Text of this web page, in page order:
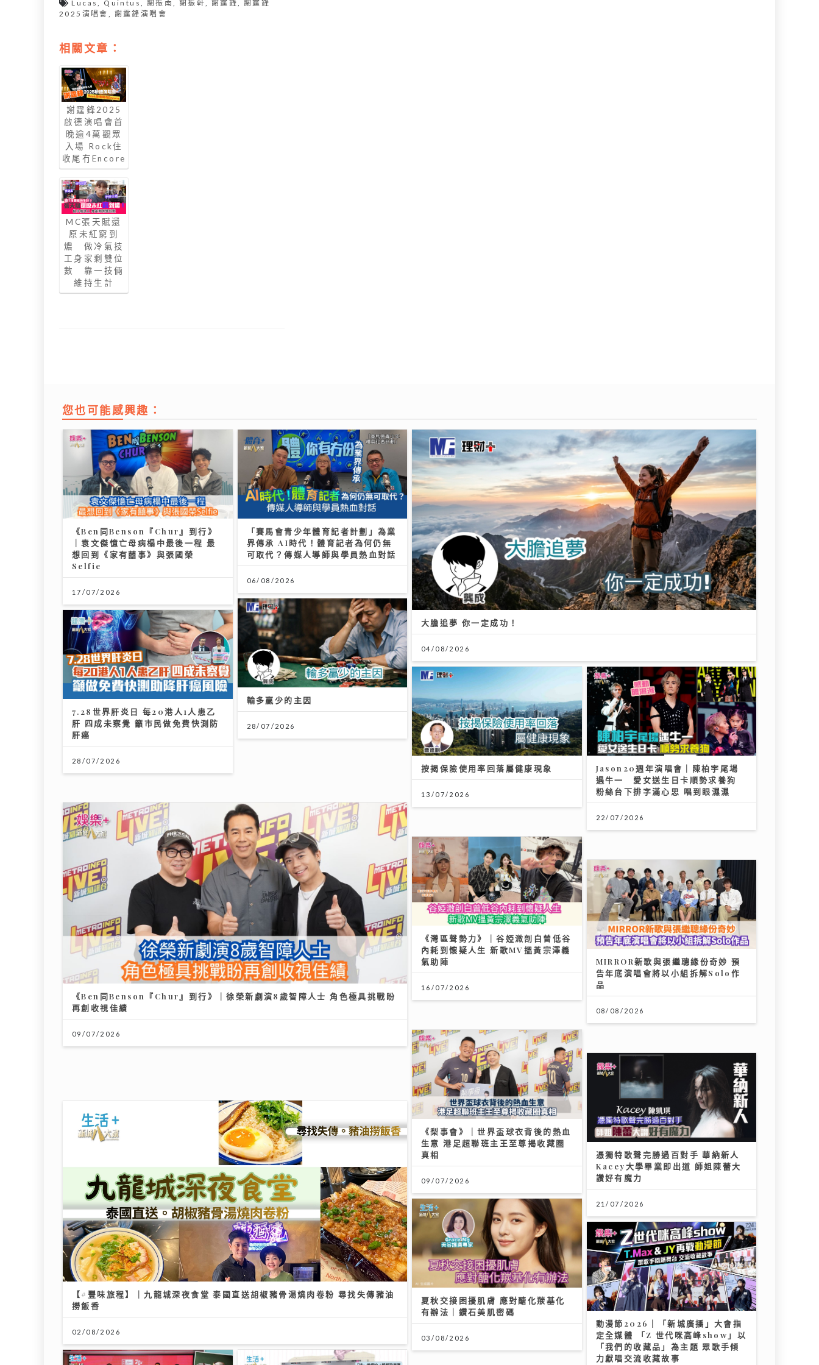
Lucas, Quintus, 謝振南, 謝振軒, 謝霆鋒, 謝霆鋒
2025演唱會 , 謝霆鋒演唱會
相關文章：
謝霆鋒2025
啟德演唱會首
晚逾4萬觀眾
入場 Rock住
收尾冇Encore
MC張天賦還
原未紅窮到
燶 做冷氣技
工身家剩雙位
數 靠一技倆
維持生計
您也可能感興趣：
《Ben同Benson『Chur』到行》
｜袁文傑憶亡母病榻中最後一程 最
想回到《家有囍事》與張國榮
Selfie
17/07/2026
「賽馬會青少年體育記者計劃」為業
界傳承 AI時代！體育記者為何仍無
可取代？傳媒人導師與學員熱血對話
06/08/2026
大膽追夢 你一定成功！
04/08/2026
輸多贏少的主因
28/07/2026
7.28世界肝炎日 每20港人1人患乙
肝 四成未察覺 籲市民做免費快測防
肝癌
28/07/2026
按揭保險使用率回落屬健康現象
13/07/2026
Jason20週年演唱會｜陳柏宇尾場
遇牛一 愛女送生日卡順勢求養狗
粉絲台下排字滿心思 唱到眼濕濕
22/07/2026
《Ben同Benson『Chur』到行》｜徐榮新劇演8歲智障人士 角色極具挑戰盼
再創收視佳績
09/07/2026
《灣區聲勢力》｜谷婭溦剖白曾低谷
內耗到懷疑人生 新歌MV搵黃宗澤義
氣助陣
16/07/2026
MIRROR新歌與張繼聰緣份奇妙 預
告年底演唱會將以小組拆解Solo作
品
08/08/2026
《梨事會》｜世界盃球衣背後的熱血
生意 港足超聯班主王至尊揭收藏圈
真相
09/07/2026
憑獨特歌聲完勝過百對手 華納新人
Kacey大學畢業即出道 師姐陳蕾大
讚好有魔力
21/07/2026
【#豐味旅程】｜九龍城深夜食堂 泰國直送胡椒豬骨湯燒肉卷粉 尋找失傳豬油
撈飯香
02/08/2026
夏秋交接困擾肌膚 應對醣化羰基化
有辦法｜鑽石美肌密碼
03/08/2026
動漫節2026｜「新城廣播」大會指
定全媒體 「Z 世代咪高峰show」以
「我們的收藏品」為主題 眾歌手傾
力獻唱交流收藏故事
24/07/2026